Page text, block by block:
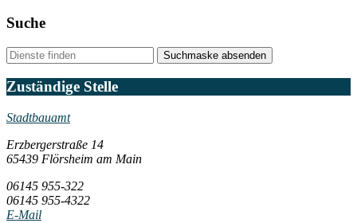
Suche
Suchmaske absenden
Zuständige Stelle
Stadtbauamt
Erzbergerstraße 14
65439 Flörsheim am Main
06145 955-322
06145 955-4322
E-Mail